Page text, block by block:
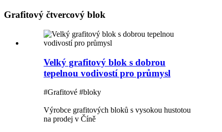
Grafitový čtvercový blok
Velký grafitový blok s dobrou
tepelnou vodivostí pro průmysl
#Grafitové #bloky
Výrobce grafitových bloků s vysokou hustotou
na prodej v Číně